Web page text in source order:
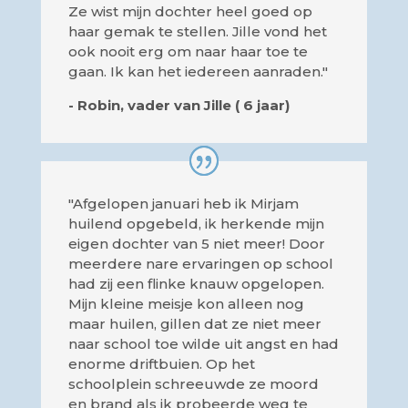
Ze wist mijn dochter heel goed op
haar gemak te stellen. Jille vond het
ook nooit erg om naar haar toe te
gaan. Ik kan het iedereen aanraden."
- Robin, vader van Jille ( 6 jaar)
"Afgelopen januari heb ik Mirjam
huilend opgebeld, ik herkende mijn
eigen dochter van 5 niet meer! Door
meerdere nare ervaringen op school
had zij een flinke knauw opgelopen.
Mijn kleine meisje kon alleen nog
maar huilen, gillen dat ze niet meer
naar school toe wilde uit angst en had
enorme driftbuien. Op het
schoolplein schreeuwde ze moord
en brand als ik probeerde weg te